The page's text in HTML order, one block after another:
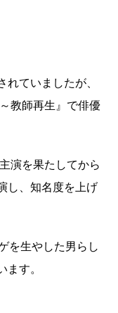
れていましたが、
教師再生』で俳優
演を果たしてから
し、知名度を上げ
を生やした男らし
ます。